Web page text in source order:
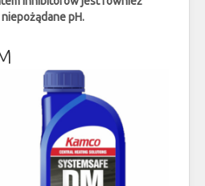
pH.